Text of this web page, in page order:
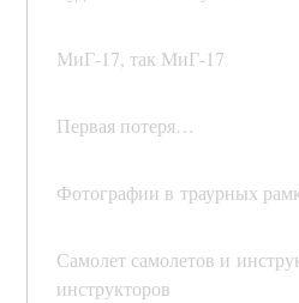
МиГ-17, так МиГ-17
Первая потеря…
Фотографии в траурных
Самолет самолетов и
инструкторов